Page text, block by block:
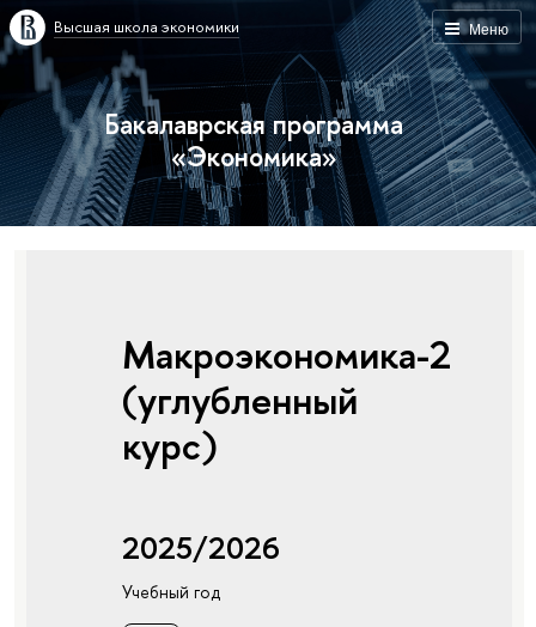
Меню
Высшая школа экономики
Бакалаврская программа
«Экономика»
Макроэкономика-2
(углубленный
курс)
2025/2026
Учебный год